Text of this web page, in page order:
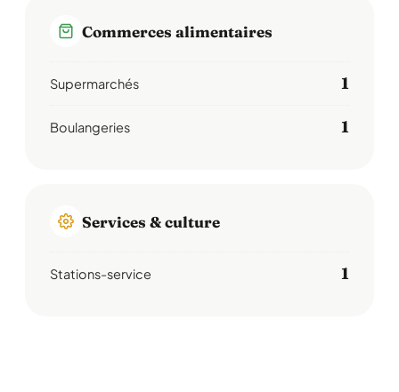
Commerces alimentaires
Supermarchés 1
Boulangeries 1
Services & culture
Stations-service 1